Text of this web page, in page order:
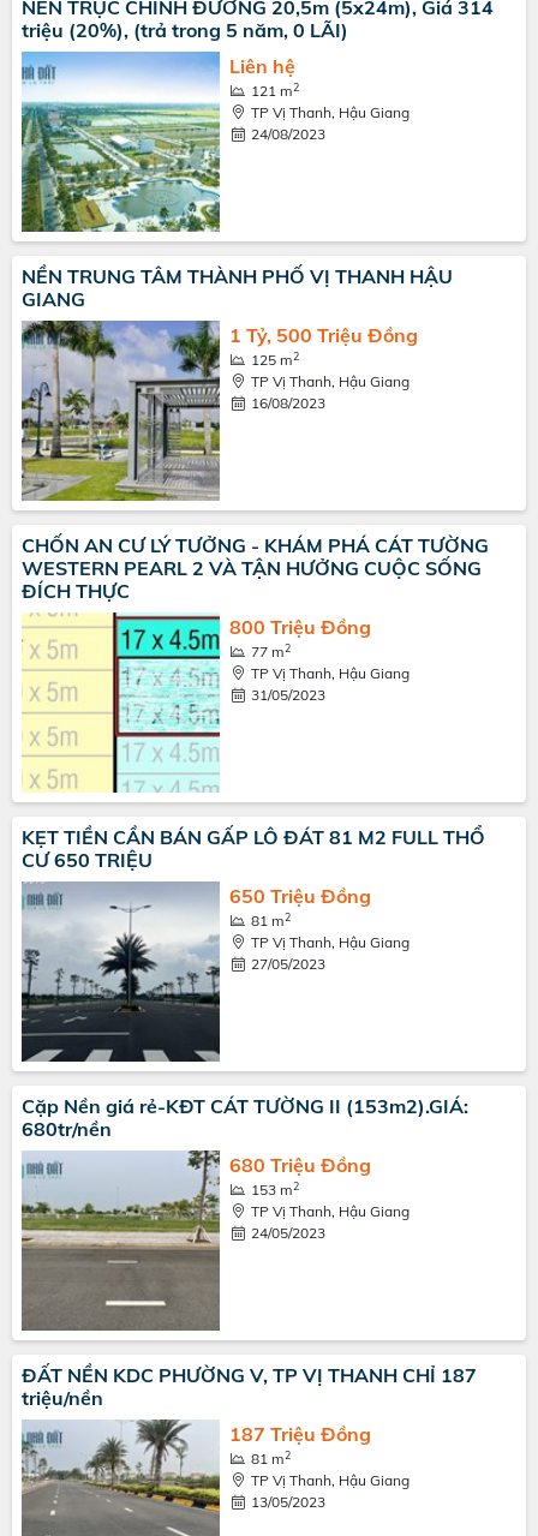
NỀN TRỤC CHÍNH ĐƯỜNG 20,5m (5x24m), Giá 314
triệu (20%), (trả trong 5 năm, 0 LÃI)
Liên hệ
121 m2
TP Vị Thanh, Hậu Giang
24/08/2023
NỀN TRUNG TÂM THÀNH PHỐ VỊ THANH HẬU
GIANG
1 Tỷ, 500 Triệu Đồng
125 m2
TP Vị Thanh, Hậu Giang
16/08/2023
CHỐN AN CƯ LÝ TƯỞNG - KHÁM PHÁ CÁT TƯỜNG
WESTERN PEARL 2 VÀ TẬN HƯỞNG CUỘC SỐNG
ĐÍCH THỰC
800 Triệu Đồng
77 m2
TP Vị Thanh, Hậu Giang
31/05/2023
KẸT TIỀN CẦN BÁN GẤP LÔ ĐÁT 81 M2 FULL THỔ
CƯ 650 TRIỆU
650 Triệu Đồng
81 m2
TP Vị Thanh, Hậu Giang
27/05/2023
Cặp Nền giá rẻ-KĐT CÁT TƯỜNG II (153m2).GIÁ:
680tr/nền
680 Triệu Đồng
153 m2
TP Vị Thanh, Hậu Giang
24/05/2023
ĐẤT NỀN KDC PHƯỜNG V, TP VỊ THANH CHỈ 187
triệu/nền
187 Triệu Đồng
81 m2
TP Vị Thanh, Hậu Giang
13/05/2023